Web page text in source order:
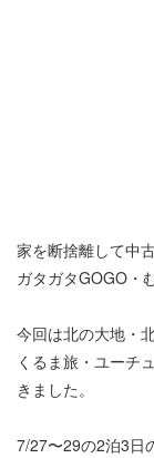
家を断捨離して中
ガタガタGOGO・
今回は北の大地・
くるま旅・ユーチ
きました。
7/27〜29の2泊3日